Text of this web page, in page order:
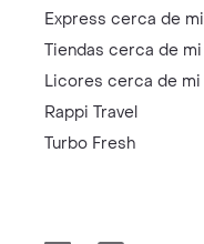
Express cerca de mi
Tiendas cerca de mi
Licores cerca de mi
Rappi Travel
Turbo Fresh